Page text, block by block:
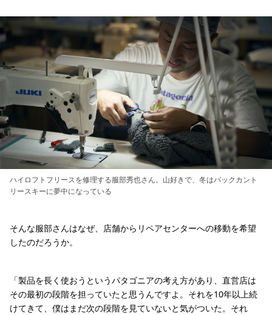
ハイロフトフリースを修理する服部秀也さん。山好きで、冬はバックカント
リースキーに夢中になっている
そんな服部さんはなぜ、店舗からリペアセンターへの移動を希望
したのだろうか。
「製品を長く使おうというパタゴニアの考え方があり、直営店は
その最初の段階を担っていたと思うんですよ。それを10年以上続
けてきて、僕はまだ次の段階を見ていないと気がついた。それ